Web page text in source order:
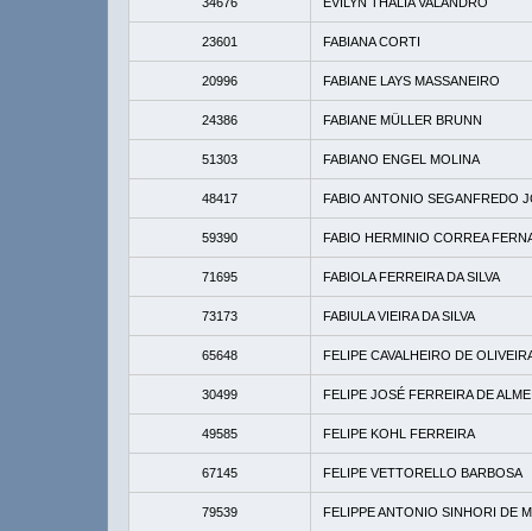
23601 FABIANA CORTI
20996 FABIANE LAYS MASSANEIRO
24386 FABIANE MÜLLER BRUNN
51303 FABIANO ENGEL MOLINA
48417 FABIO ANTONIO SEGANFREDO
59390 FABIO HERMINIO CORREA
71695 FABIOLA FERREIRA DA SILVA
73173 FABIULA VIEIRA DA SILVA
65648 FELIPE CAVALHEIRO DE
30499 FELIPE JOSÉ FERREIRA DE
49585 FELIPE KOHL FERREIRA
67145 FELIPE VETTORELLO BARBOSA
79539 FELIPPE ANTONIO SINHORI DE